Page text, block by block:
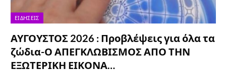
ΕΙΔΉΣΕΙΣ
ΑΥΓΟΥΣΤΟΣ 2026 : Προβλέψεις για όλα τα
ζώδια-Ο ΑΠΕΓΚΛΩΒΙΣΜΟΣ ΑΠΟ ΤΗΝ
ΕΞΩΤΕΡΙΚΗ ΕΙΚΟΝΑ…